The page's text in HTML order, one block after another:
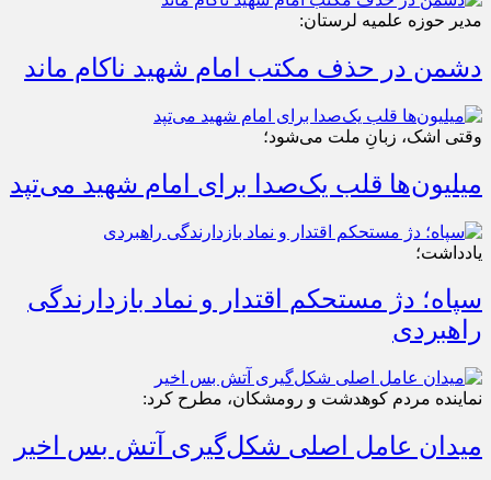
مدیر حوزه علمیه لرستان:
دشمن در حذف مکتب امام شهید ناکام ماند
وقتی اشک، زبانِ ملت می‌شود؛
میلیون‌ها قلب یک‌صدا برای امام شهید می‌تپد
یادداشت؛
سپاه؛ دژ مستحکم اقتدار و نماد بازدارندگی
راهبردی
نماینده مردم کوهدشت و رومشکان، مطرح کرد:
میدان عامل اصلی شکل‌گیری آتش بس اخیر